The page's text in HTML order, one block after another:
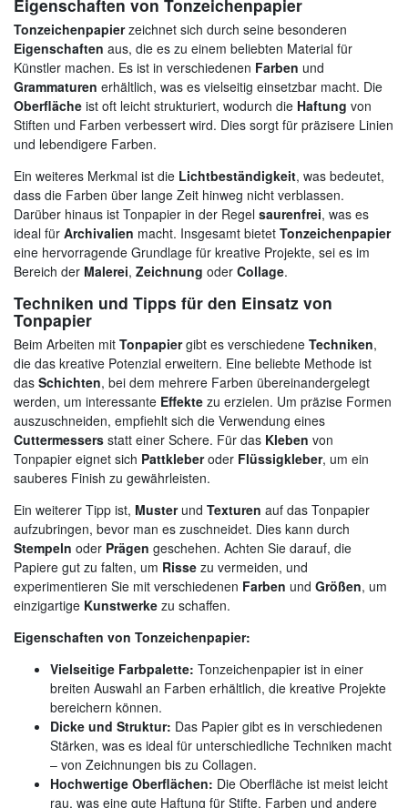
Eigenschaften von Tonzeichenpapier
Tonzeichenpapierzeichnet sich durch seine besonderen
Eigenschaften aus, die es zu einem beliebten Material für
Künstler machen. Es ist in verschiedenen Farben und
Grammaturen erhältlich, was es vielseitig einsetzbar macht. Die
Oberfläche ist oft leicht strukturiert, wodurch die Haftung von
Stiften und Farben verbessert wird. Dies sorgt für präzisere Linien
und lebendigere Farben.
Ein weiteres Merkmal ist die Lichtbeständigkeit, was bedeutet,
dass die Farben über lange Zeit hinweg nicht verblassen.
Darüber hinaus ist Tonpapier in der Regel saurenfrei, was es
ideal für Archivalien macht. Insgesamt bietet Tonzeichenpapier
eine hervorragende Grundlage für kreative Projekte, sei es im
Bereich der Malerei, Zeichnung oder Collage.
Techniken und Tipps für den Einsatz von
Tonpapier
Beim Arbeiten mit Tonpapiergibt es verschiedene Techniken,
die das kreative Potenzial erweitern. Eine beliebte Methode ist
das Schichten, bei dem mehrere Farben übereinandergelegt
werden, um interessante Effekte zu erzielen. Um präzise Formen
auszuschneiden, empfiehlt sich die Verwendung eines
Cuttermessers statt einer Schere. Für das Kleben von
Tonpapier eignet sich Pattkleberoder Flüssigkleber, um ein
sauberes Finish zu gewährleisten.
Ein weiterer Tipp ist, Musterund Texturen auf das Tonpapier
aufzubringen, bevor man es zuschneidet. Dies kann durch
Stempeln oder Prägen geschehen. Achten Sie darauf, die
Papiere gut zu falten, um Risse zu vermeiden, und
experimentieren Sie mit verschiedenen Farben und Größen, um
einzigartige Kunstwerke zu schaffen.
Eigenschaften von Tonzeichenpapier:
Vielseitige Farbpalette: Tonzeichenpapier ist in einer
breiten Auswahl an Farben erhältlich, die kreative Projekte
bereichern können.
Dicke und Struktur: Das Papier gibt es in verschiedenen
Stärken, was es ideal für unterschiedliche Techniken macht
– von Zeichnungen bis zu Collagen.
Hochwertige Oberflächen: Die Oberfläche ist meist leicht
rau, was eine gute Haftung für Stifte, Farben und andere